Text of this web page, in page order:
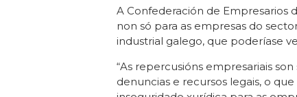
A Confederación de Empresarios
non só para as empresas do
industrial galego, que poderíase
“As repercusións empresariais
denuncias e recursos legais, o